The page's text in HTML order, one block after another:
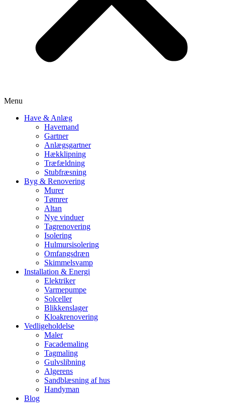
Menu
Have & Anlæg
Havemand
Gartner
Anlægsgartner
Hækklipning
Træfældning
Stubfræsning
Byg & Renovering
Murer
Tømrer
Altan
Nye vinduer
Tagrenovering
Isolering
Hulmursisolering
Omfangsdræn
Skimmelsvamp
Installation & Energi
Elektriker
Varmepumpe
Solceller
Blikkenslager
Kloakrenovering
Vedligeholdelse
Maler
Facademaling
Tagmaling
Gulvslibning
Algerens
Sandblæsning af hus
Handyman
Blog